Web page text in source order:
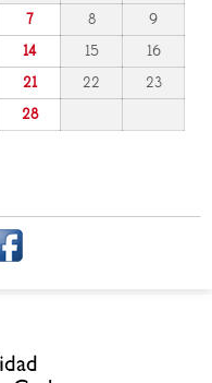
7 8
9
14 15
16
21 22
23
28